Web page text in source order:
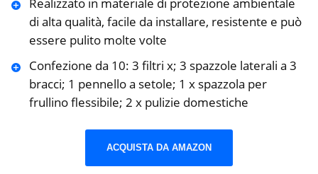
di alta qualità, facile da installare, resistente e può
essere pulito molte volte
Confezione da 10: 3 filtri x; 3 spazzole laterali a 3
bracci; 1 pennello a setole; 1 x spazzola per
frullino flessibile; 2 x pulizie domestiche
ACQUISTA DA AMAZON